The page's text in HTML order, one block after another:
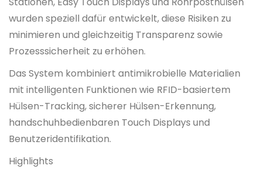
wurden speziell dafür entwickelt, diese Risiken zu
minimieren und gleichzeitig Transparenz sowie
Prozesssicherheit zu erhöhen.
Das System kombiniert antimikrobielle Materialien
mit intelligenten Funktionen wie RFID-basiertem
Hülsen-Tracking, sicherer Hülsen-Erkennung,
handschuhbedienbaren Touch Displays und
Benutzeridentifikation.
Highlights